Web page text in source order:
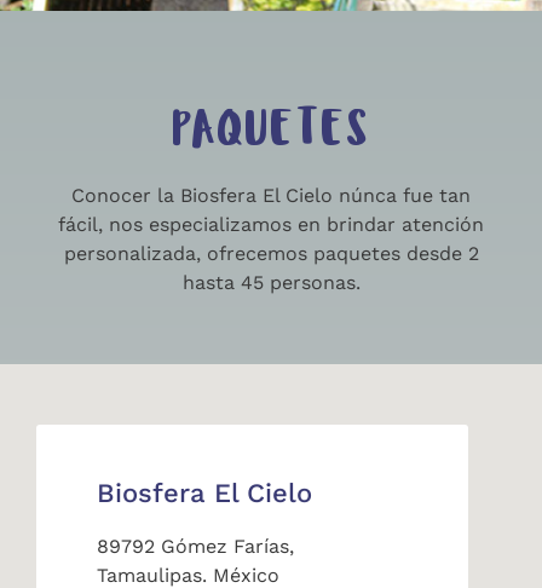
PAQUETES
Conocer la Biosfera El Cielo núnca fue tan
fácil, nos especializamos en brindar atención
personalizada, ofrecemos paquetes desde 2
hasta 45 personas.
Biosfera El Cielo
89792 Gómez Farías,
Tamaulipas. México